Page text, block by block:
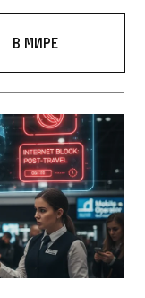
В мире